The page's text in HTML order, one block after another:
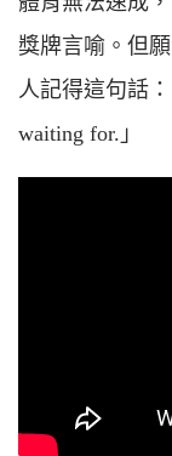
獎牌言喻。但
人記得這句話：
waiting for.」